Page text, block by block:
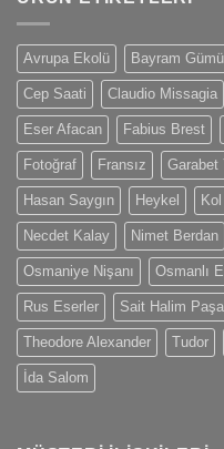
Bir
Sanatçı
için
Avrupa Ekolü Bayram
Cep Saati Claudio Missagia
Eser Afacan Fabius Brest
Fotoğraf Fransız Garabet
Hasan Saygın Heykel
Necdet Kalay Nimet Berdan
Osmaniye Nişanı Osmanlı
Rus Eserler Sait Halim Paşa
Theodore Alexander Tudor
İda Salom